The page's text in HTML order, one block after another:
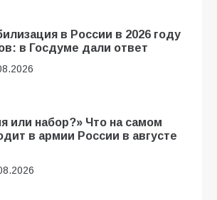
в России в 2026 году
в Госдуме дали ответ
или набор?» Что на самом
в армии России в августе